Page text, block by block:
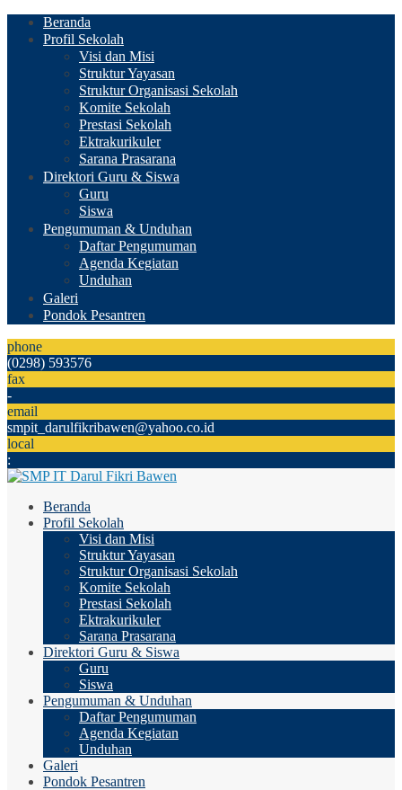
Beranda
Profil Sekolah
Visi dan Misi
Struktur Yayasan
Struktur Organisasi Sekolah
Komite Sekolah
Prestasi Sekolah
Ektrakurikuler
Sarana Prasarana
Direktori Guru & Siswa
Guru
Siswa
Pengumuman & Unduhan
Daftar Pengumuman
Agenda Kegiatan
Unduhan
Galeri
Pondok Pesantren
phone
(0298) 593576
fax
-
email
smpit_darulfikribawen@yahoo.co.id
local
:
Beranda
Profil Sekolah
Visi dan Misi
Struktur Yayasan
Struktur Organisasi Sekolah
Komite Sekolah
Prestasi Sekolah
Ektrakurikuler
Sarana Prasarana
Direktori Guru & Siswa
Guru
Siswa
Pengumuman & Unduhan
Daftar Pengumuman
Agenda Kegiatan
Unduhan
Galeri
Pondok Pesantren